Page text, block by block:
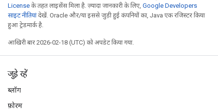
License के तहत लाइसेंस मिला है. ज़्यादा जानकारी के लिए, Google Developers
साइट नीतियांदेखें. Oracle और/या इससे जुड़ी हुई कंपनियों का, Java एक रजिस्टर किया
हुआ ट्रेडमार्क है.
आखिरी बार 2026-02-18 (UTC) को अपडेट किया गया.
जुड़े रहें
ब्लॉग
फ़ोरम